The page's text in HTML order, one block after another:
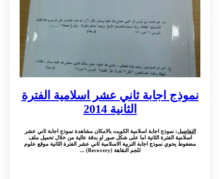
نموذج اجابة ثاني عشر اسلامية الفترة
الثانية 2014
التفاصيل: نموذج اجابة اسلامية الكويت بالامكان مشاهدة نموذج اجابة ثاني عشر
اسلامية الفترة الثانية اما على شكل صور او بدقة عالية من خلال تحميل ملف
مضغوط يحوي نموذج اجابة التربية الاسلامية ثاني عشر الفترة الثانية موقع علوم
للجم النقاهة (Recovery) ...